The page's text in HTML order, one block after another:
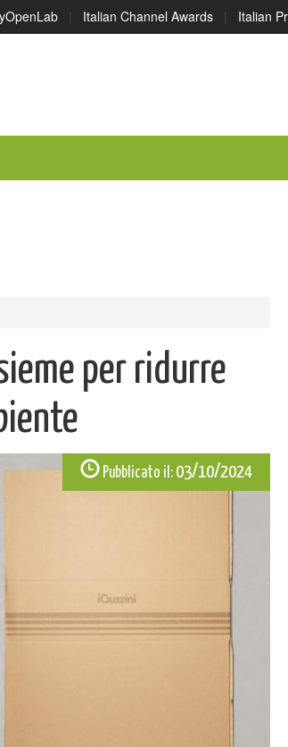
| Italian Channel Awards | Italian
per ridurre
Pubblicato il: 03/10/2024